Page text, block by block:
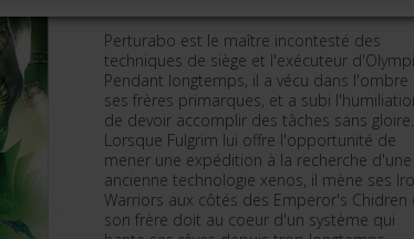
Perturabo est le maître incontesté des
techniques de siège et l'exécuteur
Pendant longtemps, il a vécu dans l'ombre
ses frères primarques, et a subi
de devoir accomplir des tâches sans gloire.
Lorsque Fulgrim lui offre l'opportunité de
mener une expédition à la recherche d'une
ancienne technologie xenos, il mène ses
Warriors aux côtés des Emperor's Chidren
son frère doit au coeur d'un système qui